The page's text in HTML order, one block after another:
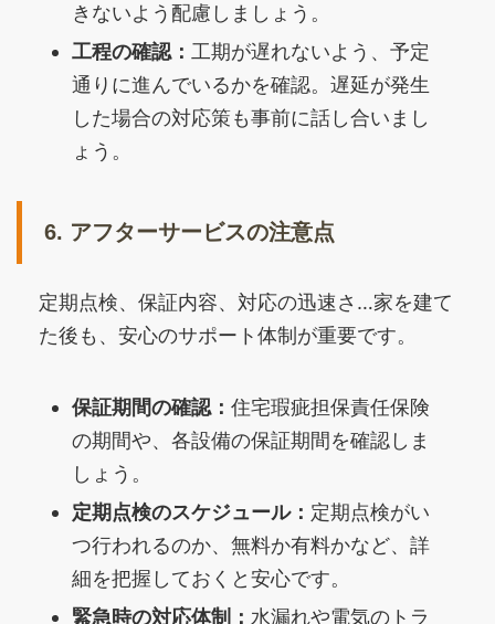
きないよう配慮しましょう。
工程の確認： 工期が遅れないよう、予定
通りに進んでいるかを確認。遅延が発生
した場合の対応策も事前に話し合いまし
ょう。
6. アフターサービスの注意点
定期点検、保証内容、対応の迅速さ…家を建て
た後も、安心のサポート体制が重要です。
保証期間の確認： 住宅瑕疵担保責任保険
の期間や、各設備の保証期間を確認しま
しょう。
定期点検のスケジュール： 定期点検がい
つ行われるのか、無料か有料かなど、詳
細を把握しておくと安心です。
緊急時の対応体制： 水漏れや電気のトラ